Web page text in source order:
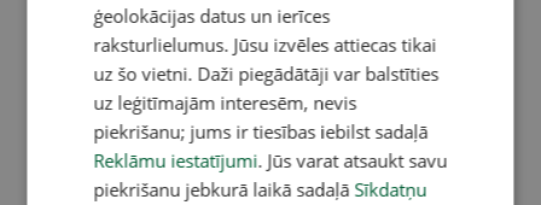
ģeolokācijas datus un ierīces
raksturlielumus. Jūsu izvēles attiecas tikai
uz šo vietni. Daži piegādātāji var balstīties
uz leģitīmajām interesēm, nevis
piekrišanu; jums ir tiesības iebilst sadaļā
Reklāmu iestatījumi. Jūs varat atsaukt savu
piekrišanu jebkurā laikā sadaļā Sīkdatņu